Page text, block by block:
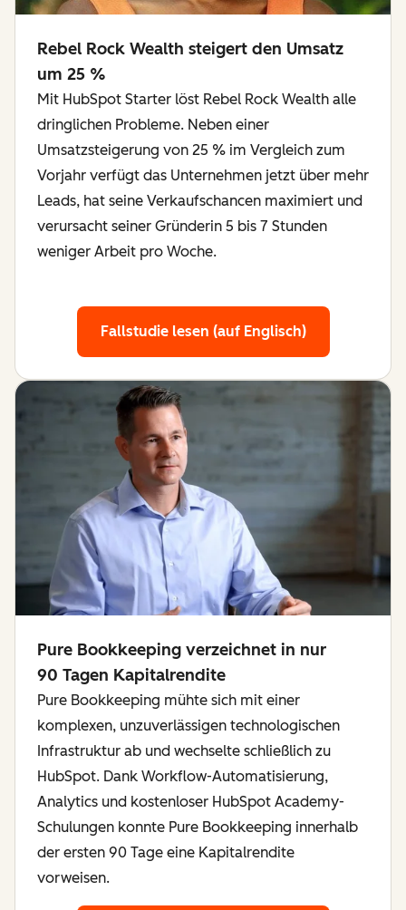
Rebel Rock Wealth steigert den Umsatz
um 25 %
Mit HubSpot Starter löst Rebel Rock Wealth alle
dringlichen Probleme. Neben einer
Umsatzsteigerung von 25 % im Vergleich zum
Vorjahr verfügt das Unternehmen jetzt über mehr
Leads, hat seine Verkaufschancen maximiert und
verursacht seiner Gründerin 5 bis 7 Stunden
weniger Arbeit pro Woche.
Fallstudie lesen (auf Englisch)
Pure Bookkeeping verzeichnet in nur
90 Tagen Kapitalrendite
Pure Bookkeeping mühte sich mit einer
komplexen, unzuverlässigen technologischen
Infrastruktur ab und wechselte schließlich zu
HubSpot. Dank Workflow-Automatisierung,
Analytics und kostenloser HubSpot Academy-
Schulungen konnte Pure Bookkeeping innerhalb
der ersten 90 Tage eine Kapitalrendite
vorweisen.